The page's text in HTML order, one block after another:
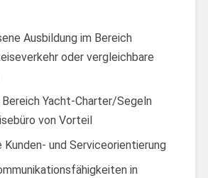
Ausbildung im Bereich
oder vergleichbare
Bereich Yacht-Charter/Segeln
von Vorteil
und Serviceorientierung
in